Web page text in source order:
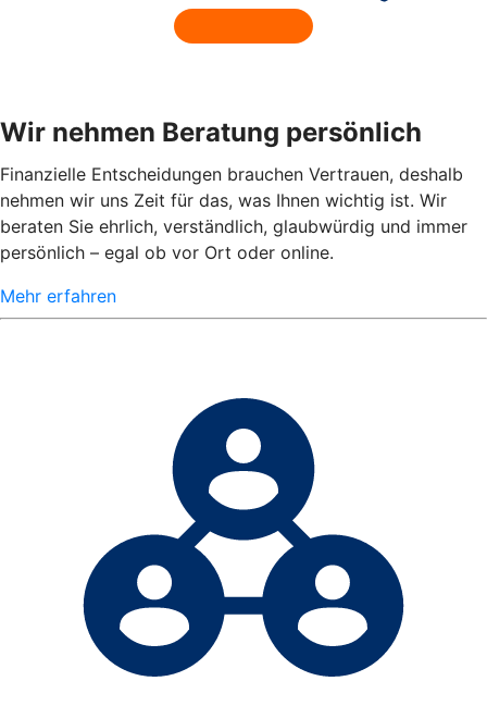
Wir nehmen Beratung persönlich
Finanzielle Entscheidungen brauchen Vertrauen, deshalb
nehmen wir uns Zeit für das, was Ihnen wichtig ist. Wir
beraten Sie ehrlich, verständlich, glaubwürdig und immer
persönlich – egal ob vor Ort oder online.
Mehr erfahren